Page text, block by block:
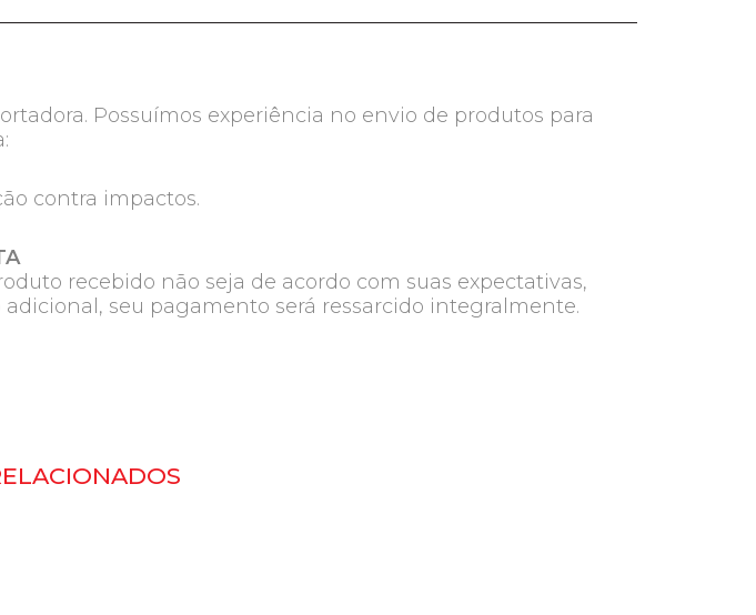
Possuímos experiência no envio de produtos para
contra impactos.
recebido não seja de acordo com suas expectativas,
seu pagamento será ressarcido integralmente.